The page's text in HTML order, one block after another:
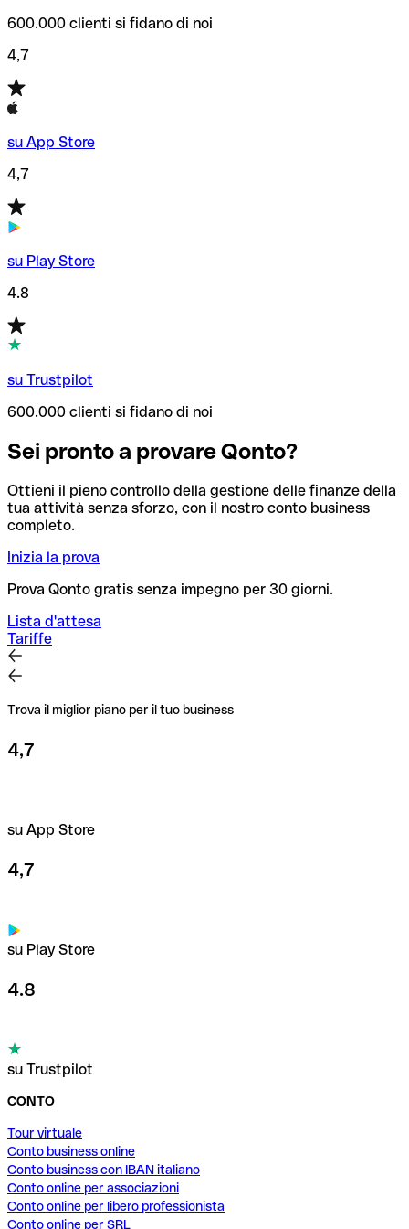
600.000 clienti si fidano di noi
4,7
su App Store
4,7
su Play Store
4.8
su Trustpilot
600.000 clienti si fidano di noi
Sei pronto a provare Qonto?
Ottieni il pieno controllo della gestione delle finanze della
tua attività senza sforzo, con il nostro conto business
completo.
Inizia la prova
Prova Qonto gratis senza impegno per 30 giorni.
Lista d'attesa
Tariffe
Trova il miglior piano per il tuo business
4,7
su App Store
4,7
su Play Store
4.8
su Trustpilot
CONTO
Tour virtuale
Conto business online
Conto business con IBAN italiano
Conto online per associazioni
Conto online per libero professionista
Conto online per SRL